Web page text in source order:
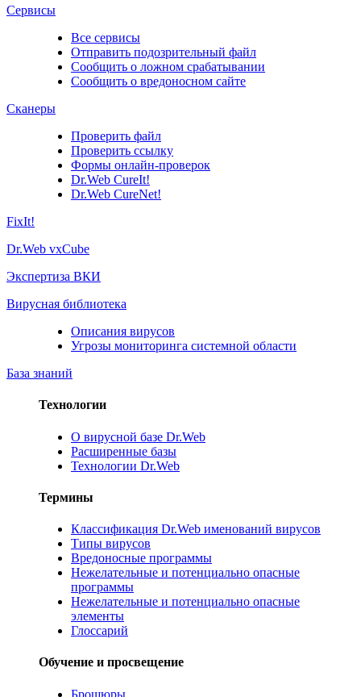
Сервисы
Все сервисы
Отправить подозрительный файл
Сообщить о ложном срабатывании
Сообщить о вредоносном сайте
Сканеры
Проверить файл
Проверить ссылку
Формы онлайн-проверок
Dr.Web CureIt!
Dr.Web CureNet!
FixIt!
Dr.Web vxCube
Экспертиза ВКИ
Вирусная библиотека
Описания вирусов
Угрозы мониторинга системной области
База знаний
Технологии
О вирусной базе Dr.Web
Расширенные базы
Технологии Dr.Web
Термины
Классификация Dr.Web именований вирусов
Типы вирусов
Вредоносные программы
Нежелательные и потенциально опасные
программы
Нежелательные и потенциально опасные
элементы
Глоссарий
Обучение и просвещение
Брошюры